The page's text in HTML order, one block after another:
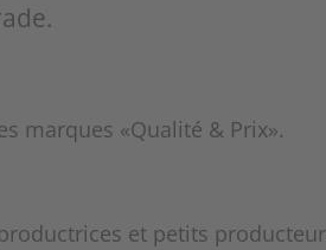
et petits